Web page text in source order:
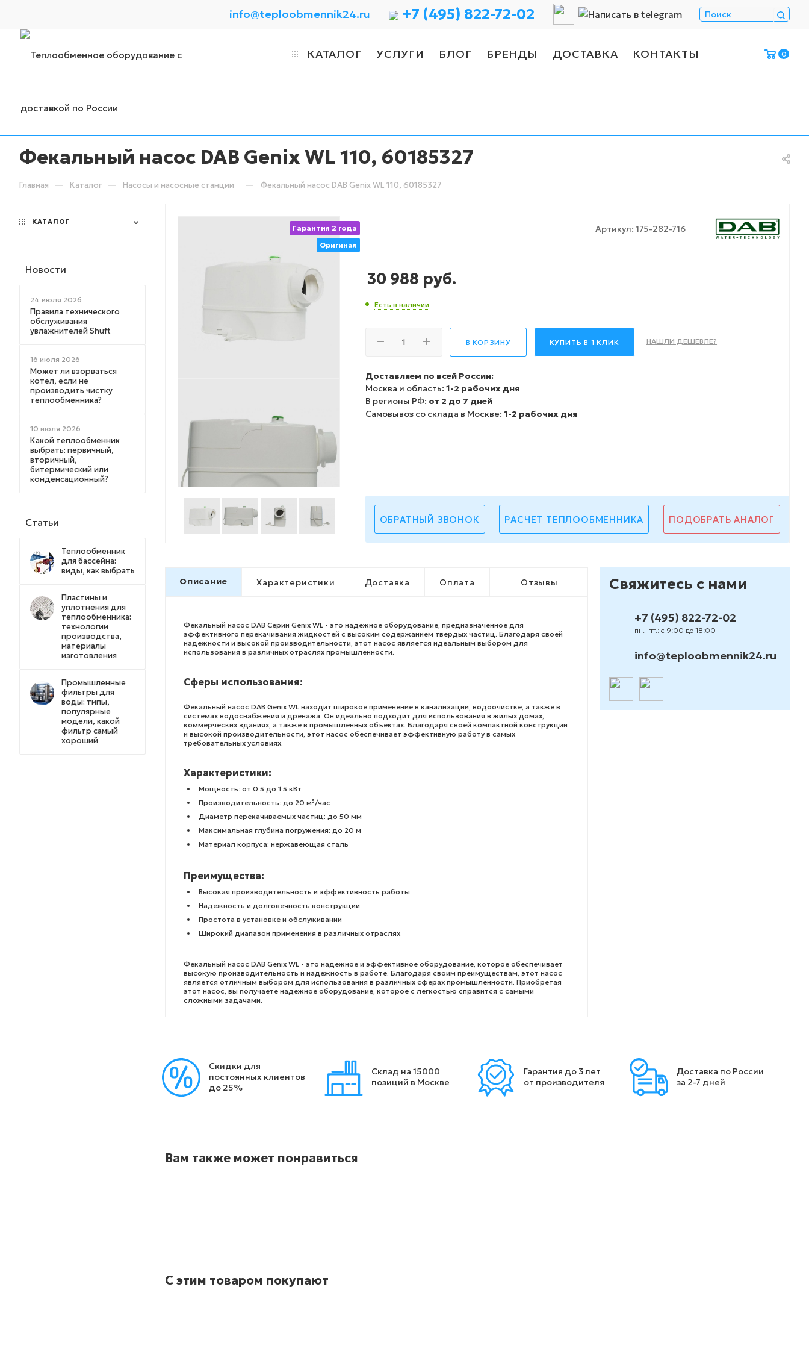
info@teploobmennik24.ru +7 (495) 822-72-02
КАТАЛОГ УСЛУГИ БЛОГ БРЕНДЫ ДОСТАВКА КОНТАКТЫ 0
Фекальный насос DAB Genix WL 110, 60185327
Главная — Каталог — Насосы и насосные станции — Фекальный насос DAB Genix WL 110, 60185327
Гарантия 2 года
Оригинал
Артикул: 175-282-716
30 988 руб.
Есть в наличии
В КОРЗИНУ КУПИТЬ В 1 КЛИК НАШЛИ ДЕШЕВЛЕ?
Доставляем по всей России:
Москва и область: 1-2 рабочих дня
В регионы РФ: от 2 до 7 дней
Самовывоз со склада в Москве: 1-2 рабочих дня
ОБРАТНЫЙ ЗВОНОК РАСЧЕТ ТЕПЛООБМЕННИКА ПОДОБРАТЬ АНАЛОГ
Описание Характеристики Доставка Оплата Отзывы
Фекальный насос DAB Серии Genix WL - это надежное оборудование, предназначенное для
эффективного перекачивания жидкостей с высоким содержанием твердых частиц. Благодаря своей
надежности и высокой производительности, этот насос является идеальным выбором для
использования в различных отраслях промышленности.
Сферы использования:
Фекальный насос DAB Genix WL находит широкое применение в канализации, водоочистке, а также в
системах водоснабжения и дренажа. Он идеально подходит для использования в жилых домах,
коммерческих зданиях, а также в промышленных объектах. Благодаря своей компактной конструкции
и высокой производительности, этот насос обеспечивает эффективную работу в самых
требовательных условиях.
Характеристики:
Мощность: от 0.5 до 1.5 кВт
Производительность: до 20 м³/час
Диаметр перекачиваемых частиц: до 50 мм
Максимальная глубина погружения: до 20 м
Материал корпуса: нержавеющая сталь
Преимущества:
Высокая производительность и эффективность работы
Надежность и долговечность конструкции
Простота в установке и обслуживании
Широкий диапазон применения в различных отраслях
Фекальный насос DAB Genix WL - это надежное и эффективное оборудование, которое обеспечивает
высокую производительность и надежность в работе. Благодаря своим преимуществам, этот насос
является отличным выбором для использования в различных сферах промышленности. Приобретая
этот насос, вы получаете надежное оборудование, которое с легкостью справится с самыми
сложными задачами.
Свяжитесь с нами
+7 (495) 822-72-02
пн.–пт.: с 9:00 до 18:00
info@teploobmennik24.ru
Скидки для
постоянных клиентов
до 25%
Склад на 15000
позиций в Москве
Гарантия до 3 лет
от производителя
Доставка по России
за 2-7 дней
Вам также может понравиться
С этим товаром покупают
КАТАЛОГ
Новости
24 июля 2026
Правила технического
обслуживания
увлажнителей Shuft
16 июля 2026
Может ли взорваться
котел, если не
производить чистку
теплообменника?
10 июля 2026
Какой теплообменник
выбрать: первичный,
вторичный,
битермический или
конденсационный?
Статьи
Теплообменник
для бассейна:
виды, как выбрать
Пластины и
уплотнения для
теплообменника:
технологии
производства,
материалы
изготовления
Промышленные
фильтры для
воды: типы,
популярные
модели, какой
фильтр самый
хороший